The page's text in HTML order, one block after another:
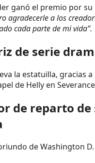
ganó el premio por
agradecerle a los
cada parte de mi vida”.
de serie
la estatuilla, gracias a
de Helly en
de reparto de
de Washington D.